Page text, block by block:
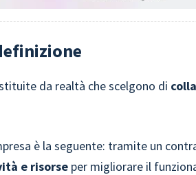
da realtà che scelgono di
è la seguente: tramite un
e risorse per migliorare il